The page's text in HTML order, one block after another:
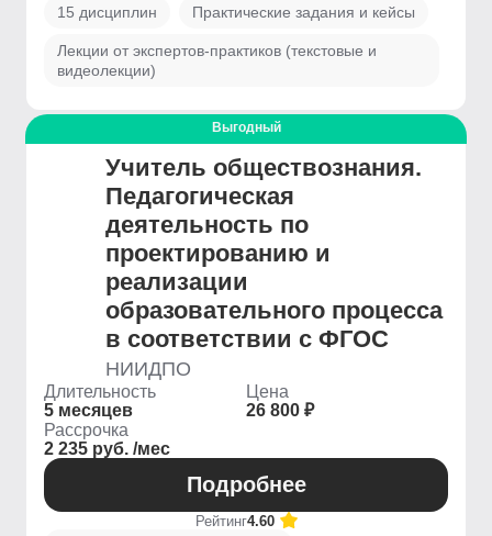
15 дисциплин Практические задания и кейсы
Лекции от экспертов-практиков (текстовые и
видеолекции)
Выгодный
Учитель обществознания.
Педагогическая
деятельность по
проектированию и
реализации
образовательного процесса
в соответствии с ФГОС
НИИДПО
Длительность
5 месяцев
Цена
26 800 ₽
Рассрочка
2 235 руб. /мес
Подробнее
Рейтинг4.60